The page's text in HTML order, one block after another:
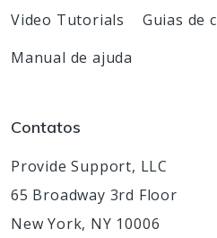
Video Tutorials
Guias de
Manual de ajuda
Contatos
Provide Support, LLC
65 Broadway 3rd Floor
New York, NY 10006